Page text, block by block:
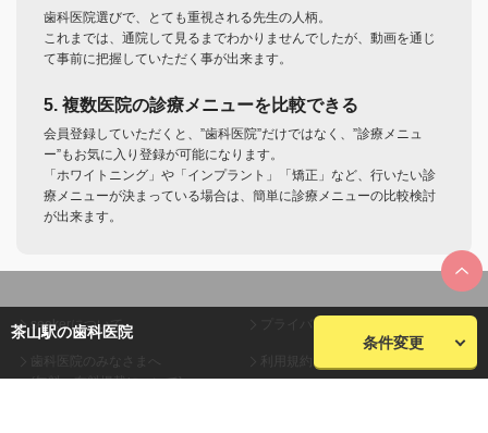
茶山駅の歯科医院
条件変更
歯科医院選びで、とても重視される先生の人柄。
これまでは、通院して見るまでわかりませんでしたが、動画を通じ
て事前に把握していただく事が出来ます。
5. 複数医院の診療メニューを比較できる
会員登録していただくと、”歯科医院”だけではなく、”診療メニュ
ー”もお気に入り登録が可能になります。
「ホワイトニング」や「インプラント」「矯正」など、行いたい診
療メニューが決まっている場合は、簡単に診療メニューの比較検討
が出来ます。
seekerについて
歯科医院のみなさまへ
(無料・有料掲載について)
プライバシーポリシー